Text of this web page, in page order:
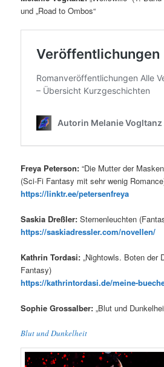
und „Road to Ombos“
Freya Peterson: “Die Mutter der
(Sci-Fi Fantasy mit sehr wenig
https://linktr.ee/petersenfreya
Saskia Dreßler: Sternenleuchten
https://saskiadressler.com/novellen/
Kathrin Tordasi: „Nightowls. Boten der
Fantasy)
https://kathrintordasi.de/meine-
Sophie Grossalber: „Blut und
Blut und Dunkelheit